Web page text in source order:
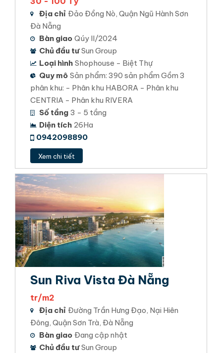
Địa chỉ Đảo Đồng Nò, Quận Ngũ Hành Sơn
Đà Nẵng
Bàn giao Qúy II/2024
Chủ đầu tư Sun Group
Loại hình Shophouse - Biệt Thự
Quy mô Sản phẩm: 390 sản phẩm Gồm 3
phân khu: - Phân khu HABORA - Phân khu
CENTRIA - Phân khu RIVERA
Số tầng 3 - 5 tầng
Diện tích 26Ha
0942098890
Xem chi tiết
Sun Riva Vista Đà Nẵng
tr/m2
Địa chỉ Đường Trần Hưng Đạo, Nại Hiên
Đông, Quận Sơn Trà, Đà Nẵng
Bàn giao Đang cập nhật
Chủ đầu tư Sun Group